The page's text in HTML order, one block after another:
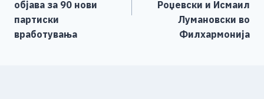
k
објава за 90 нови
партиски
вработувања
Роџевски и Исмаил
Лумановски во
Филхармонија